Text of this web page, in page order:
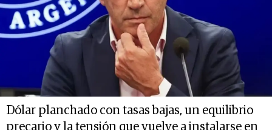
Dólar planchado con tasas bajas, un equilibrio
precario y la tensión que vuelve a instalarse en